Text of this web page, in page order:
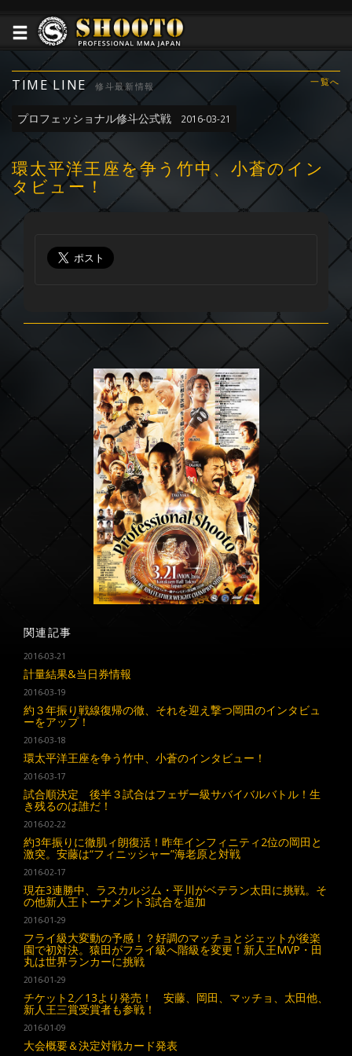
TIME LINE 修斗最新情報 一覧へ
プロフェッショナル修斗公式戦 2016-03-21
環太平洋王座を争う竹中、小蒼のイン
タビュー！
関連記事
2016-03-21
計量結果&当日券情報
2016-03-19
約３年振り戦線復帰の徹、それを迎え撃つ岡田のインタビュ
ーをアップ！
2016-03-18
環太平洋王座を争う竹中、小蒼のインタビュー！
2016-03-17
試合順決定 後半３試合はフェザー級サバイバルバトル！生
き残るのは誰だ！
2016-02-22
約3年振りに徹肌ィ朗復活！昨年インフィニティ2位の岡田と
激突。安藤は“フィニッシャー”海老原と対戦
2016-02-17
現在3連勝中、ラスカルジム・平川がベテラン太田に挑戦。そ
の他新人王トーナメント3試合を追加
2016-01-29
フライ級大変動の予感！？好調のマッチョとジェットが後楽
園で初対決。猿田がフライ級へ階級を変更！新人王MVP・田
丸は世界ランカーに挑戦
2016-01-29
チケット2／13より発売！ 安藤、岡田、マッチョ、太田他、
新人王三賞受賞者も参戦！
2016-01-09
大会概要＆決定対戦カード発表